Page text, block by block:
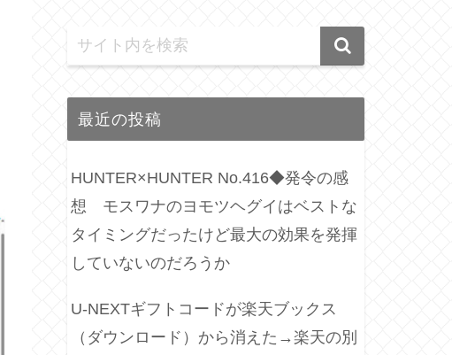
最近の投稿
HUNTER×HUNTER No.416◆発令の感
想 モスワナのヨモツヘグイはベストな
タイミングだったけど最大の効果を発揮
していないのだろうか
U-NEXTギフトコードが楽天ブックス
（ダウンロード）から消えた→楽天の別